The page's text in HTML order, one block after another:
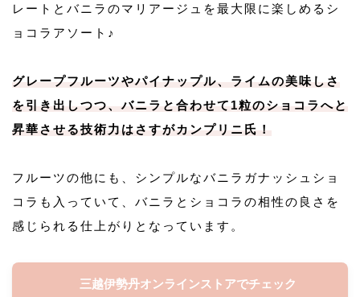
レートとバニラのマリアージュを最大限に楽しめるシ
ョコラアソート♪
グレープフルーツやパイナップル、ライムの美味しさ
を引き出しつつ、バニラと合わせて1粒のショコラへと
昇華させる技術力はさすがカンプリニ氏！
フルーツの他にも、シンプルなバニラガナッシュショ
コラも入っていて、バニラとショコラの相性の良さを
感じられる仕上がりとなっています。
三越伊勢丹オンラインストアでチェック